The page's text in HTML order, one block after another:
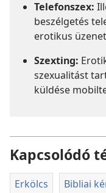
Telefonszex:
beszélgetés
erotikus
Szexting:
szexualitást
küldése
Kapcsolódó
Erkölcs Bibliai